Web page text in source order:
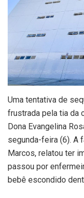
Uma tentativa de
frustrada pela tia da
Dona Evangelina
segunda-feira (6). A
Marcos, relatou ter
passou por
bebê escondido